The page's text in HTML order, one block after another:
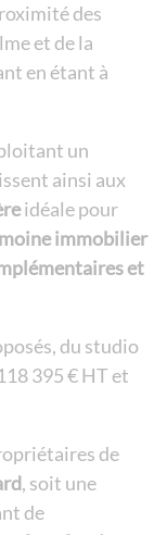
des
et de la
en étant à
un
ainsi aux
idéale pour
immobilier
et
du studio
395 € HT et
de
, soit une
de